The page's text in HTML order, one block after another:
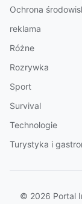
Ochrona
reklama
Różne
Rozrywka
Sport
Survival
Technologie
Turystyka i
© 2026 Portal